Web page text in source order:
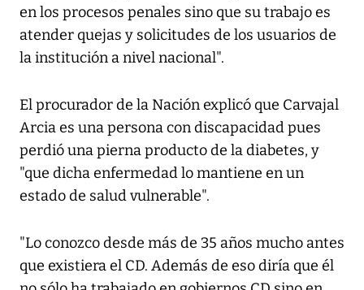
en los procesos penales sino que su trabajo es
atender quejas y solicitudes de los usuarios de
la institución a nivel nacional".
El procurador de la Nación explicó que Carvajal
Arcia es una persona con discapacidad pues
perdió una pierna producto de la diabetes, y
"que dicha enfermedad lo mantiene en un
estado de salud vulnerable".
"Lo conozco desde más de 35 años mucho antes
que existiera el CD. Además de eso diría que él